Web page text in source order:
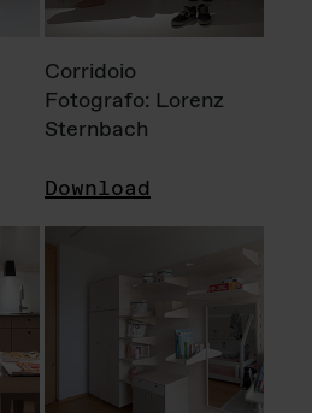
Corridoio
Fotografo: Lorenz
Sternbach
Download